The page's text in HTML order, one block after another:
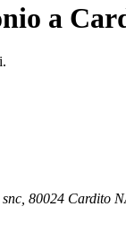
a
80024 Cardito